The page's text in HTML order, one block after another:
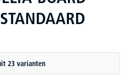
23 varianten